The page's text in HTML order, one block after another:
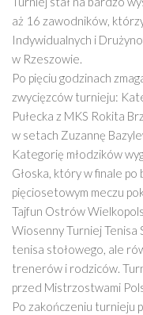
aż 16 zawodników,
Indywidualnych i
w Rzeszowie.
Po pięciu godzinach
zwycięzców turnieju:
Pułecka z MKS Rokita
w setach Zuzannę
Kategorię młodzików
Głoska, który w finale
pięciosetowym meczu
Tajfun Ostrów
Wiosenny Turniej Tenisa
tenisa stołowego, ale
trenerów i rodziców.
przed Mistrzostwami
Po zakończeniu turnieju